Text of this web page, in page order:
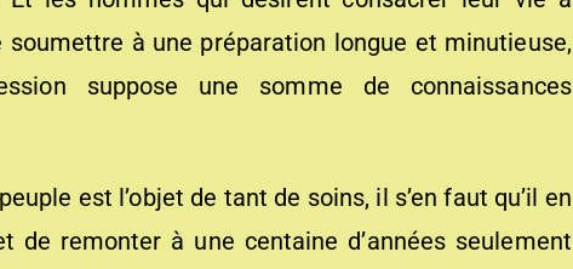
à une préparation longue et minutieuse,
suppose une somme de connaissances
est l’objet de tant de soins, il s’en faut qu’il en
remonter à une centaine d’années seulement